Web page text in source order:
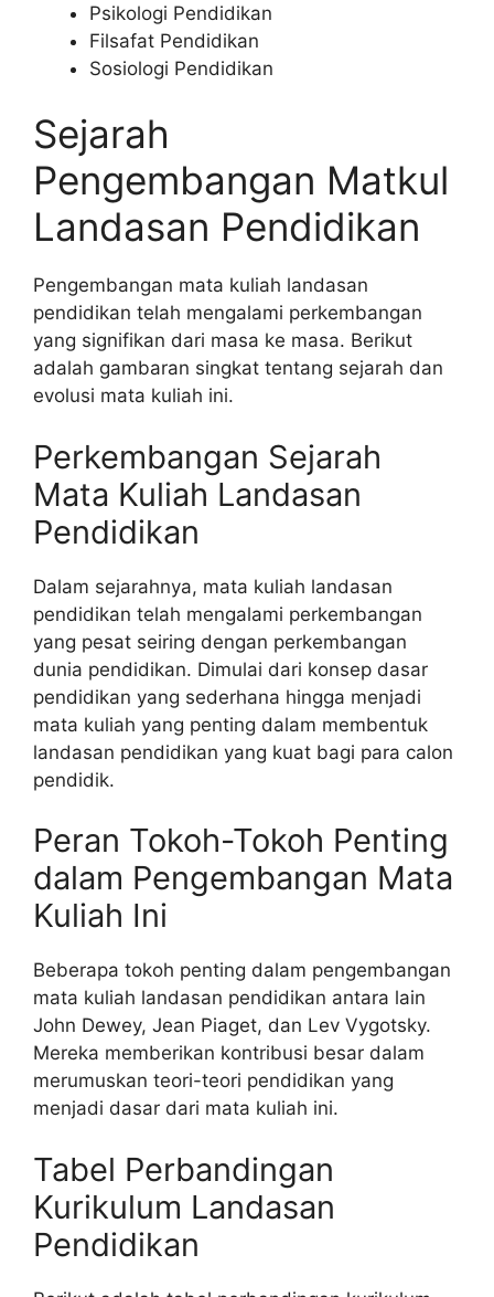
Psikologi Pendidikan
Filsafat Pendidikan
Sosiologi Pendidikan
Sejarah
Pengembangan Matkul
Landasan Pendidikan
Pengembangan mata kuliah landasan
pendidikan telah mengalami perkembangan
yang signifikan dari masa ke masa. Berikut
adalah gambaran singkat tentang sejarah dan
evolusi mata kuliah ini.
Perkembangan Sejarah
Mata Kuliah Landasan
Pendidikan
Dalam sejarahnya, mata kuliah landasan
pendidikan telah mengalami perkembangan
yang pesat seiring dengan perkembangan
dunia pendidikan. Dimulai dari konsep dasar
pendidikan yang sederhana hingga menjadi
mata kuliah yang penting dalam membentuk
landasan pendidikan yang kuat bagi para calon
pendidik.
Peran Tokoh-Tokoh Penting
dalam Pengembangan Mata
Kuliah Ini
Beberapa tokoh penting dalam pengembangan
mata kuliah landasan pendidikan antara lain
John Dewey, Jean Piaget, dan Lev Vygotsky.
Mereka memberikan kontribusi besar dalam
merumuskan teori-teori pendidikan yang
menjadi dasar dari mata kuliah ini.
Tabel Perbandingan
Kurikulum Landasan
Pendidikan